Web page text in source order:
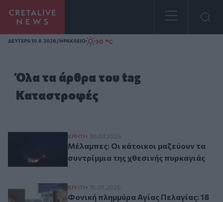
Homepage
ΔΕΥΤΕΡΑ 10.8.2026/ΗΡΑΚΛΕΙΟ 30 °C
Όλα τα άρθρα του tag
Καταστροφές
Μέλαμπες: Οι κάτοικοι μαζεύουν τα
ΚΡΗΤΗ 30.07.2026
Μέλαμπες: Οι κάτοικοι μαζεύουν τα
συντρίμμια της χθεσινής πυρκαγιάς
Φονική πλημμύρα Αγίας Πελαγίας: 18
ΚΡΗΤΗ 15.05.2026
Φονική πλημμύρα Αγίας Πελαγίας: 18